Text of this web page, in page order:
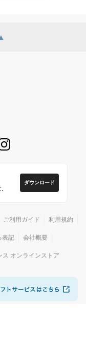
ダウンロード
ご利用ガイド 利用規約
表記 会社概要
ス オンラインストア